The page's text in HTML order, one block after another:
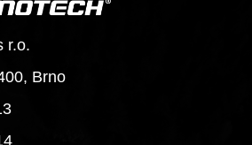
Panigale / S
/ S
R
S
r.o.
Brno